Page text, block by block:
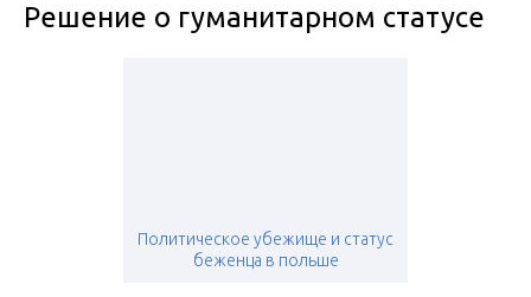
Решение о гуманитарном статусе
Политическое убежище и статус
беженца в польше